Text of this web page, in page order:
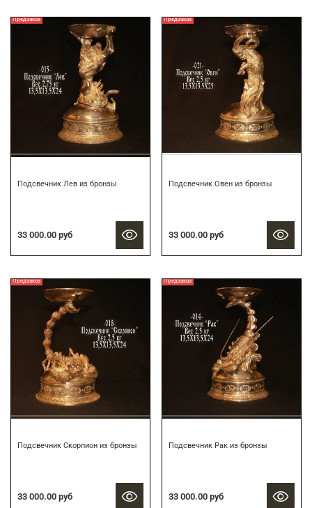
Предзаказ
Подсвечник Лев из бронзы
33 000.00 руб
Предзаказ
Подсвечник Овен из бронзы
33 000.00 руб
Предзаказ
Подсвечник Скорпион из бронзы
33 000.00 руб
Предзаказ
Подсвечник Рак из бронзы
33 000.00 руб